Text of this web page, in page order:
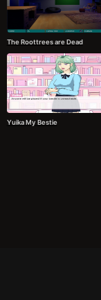
The Roottrees are Dead
Yuika My Bestie